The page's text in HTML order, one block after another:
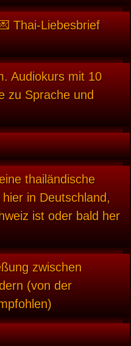
Thai-Liebesbrief
Audiokurs mit 10
zu Sprache und
thailändische
in Deutschland,
ist oder bald her
zwischen
(von der